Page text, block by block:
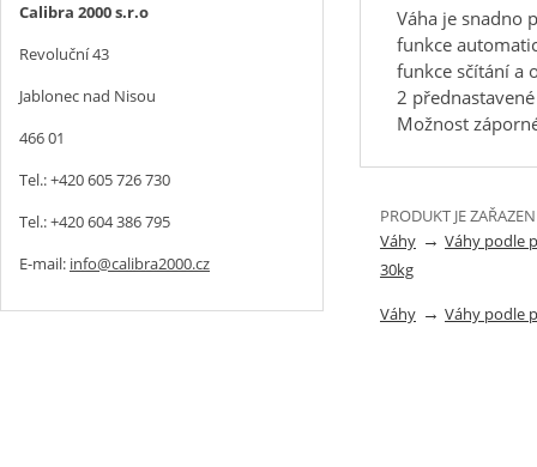
Váha je snadno
funkce
funkce sčítání a
2
Možnost
PRODUKT JE
Váhy → Váhy podle
30kg
Váhy → Váhy podle
Calibra 2000 s.r.o
Revoluční 43
Jablonec nad Nisou
466 01
Tel.: +420 605 726 730
Tel.: +420 604 386 795
E-mail: info@calibra2000.cz